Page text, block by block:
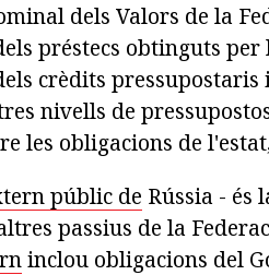
dels Valors de la
préstecs obtinguts per
crèdits pressupostaris
nivells de
les obligacions de
públic de Rússia - és
passius de la
inclou obligacions del